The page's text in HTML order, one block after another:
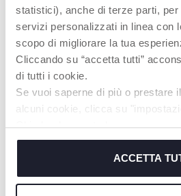
statistici), anche di terze parti,
servizi personalizzati in linea con
scopo di migliorare la tua
Cliccando su “accetta tutti”
di tutti i cookie.
Se vuoi saperne di più o prestare
alcuni cookie, clicca su
Chiudendo questo banner
cookie tecnici, indispensabili per
ACCETTA
Molly Cuddly Turtle Baby
Greifspielzeug Schildkröte